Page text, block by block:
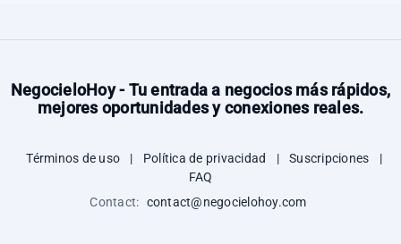
NegocieloHoy - Tu entrada a negocios más rápidos,
mejores oportunidades y conexiones reales.
Términos de uso | Política de privacidad | Suscripciones |
FAQ
Contact: contact@negocielohoy.com